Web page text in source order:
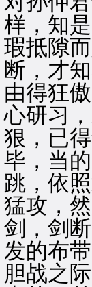
样，知
瑕抵隙
断，才
由得狂
心研习
狠，已
毕，当
跳，依
猛攻，
剑，剑
发的布
胆战之